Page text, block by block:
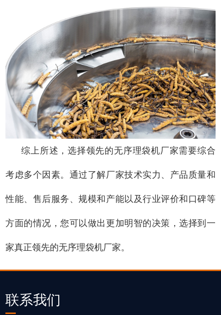
综上所述，选择领先的无序理袋机厂家需要综合
考虑多个因素。通过了解厂家技术实力、产品质量和
性能、售后服务、规模和产能以及行业评价和口碑等
方面的情况，您可以做出更加明智的决策，选择到一
家真正领先的无序理袋机厂家。
联系我们